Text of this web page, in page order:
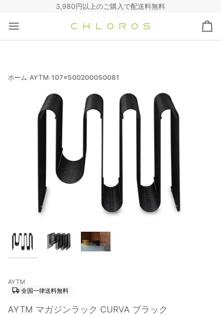
3,980円以上のご購入で配送料無料
カ
ー
ホーム›AYTM›107x500200050081
AYTM
全国一律送料無料
AYTM マガジンラック CURVA ブラック